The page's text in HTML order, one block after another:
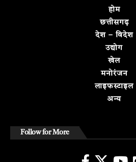
होम
छत्तीसगढ़
देश – विदेश
उद्योग
खेल
मनोरंजन
लाइफस्टाइल
अन्य
Follow for More